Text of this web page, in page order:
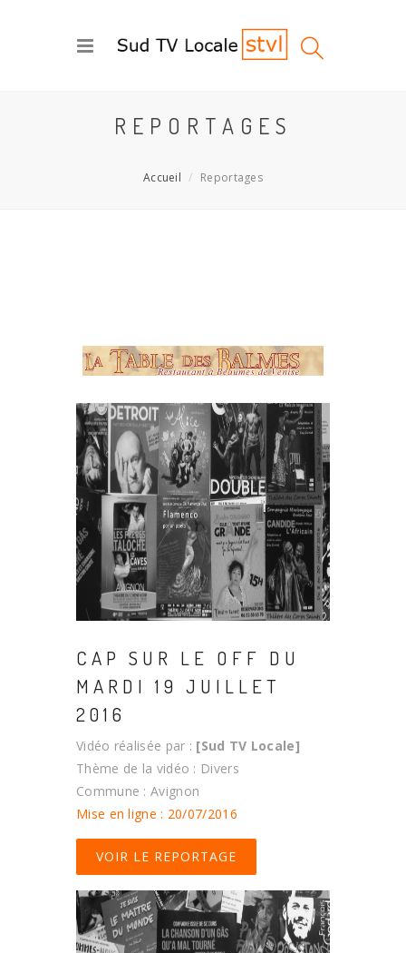
REPORTAGES
Accueil Reportages
CAP SUR LE OFF DU
MARDI 19 JUILLET
2016
Vidéo réalisée par : [Sud TV Locale]
Thème de la vidéo : Divers
Commune : Avignon
Mise en ligne : 20/07/2016
VOIR LE REPORTAGE